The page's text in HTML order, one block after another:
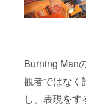
Burning Man
観者ではなく
し、表現をす